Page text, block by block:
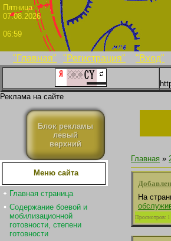
"Главная" "Регистрация" "Вход"
07.08.2026
06:59
Реклама на сайте
Блок рекламы
левый
верхний
Меню сайта
Главная страница
Содержание боевой и
мобилизационной
готовности, степени
готовности
Главная »
На
Просмотров: